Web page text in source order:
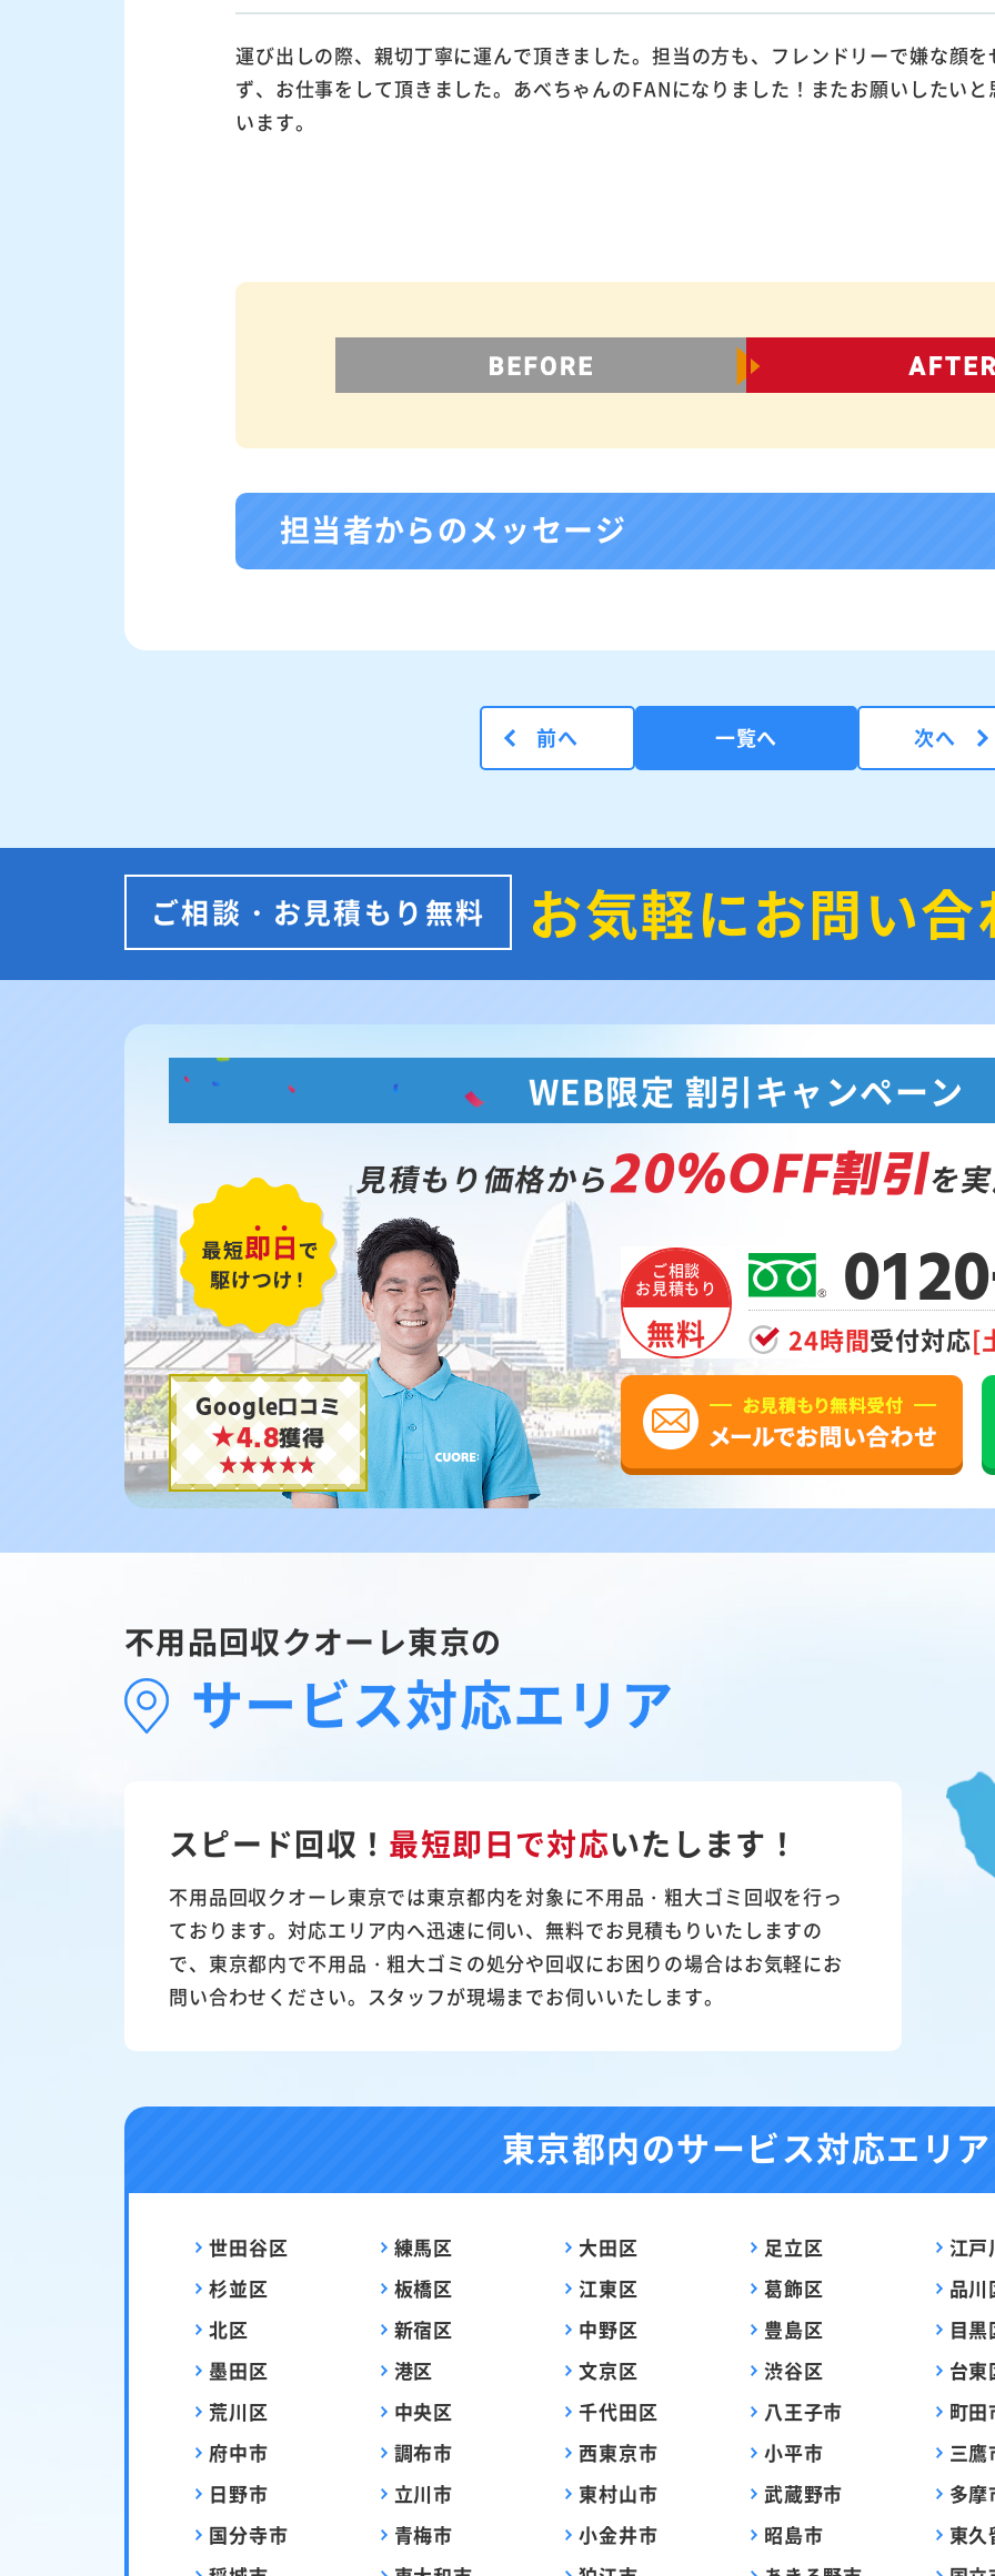
運び出しの際、親切丁寧に運んで頂きました。担当の方も、フレンドリーで嫌な顔を
ず、お仕事をして頂きました。あべちゃんのFANになりました！またお願いしたいと
います。
担当者からのメッセージ
前へ 一覧へ 次へ
ご相談・お見積もり無料 お気軽にお問い
Google口コミ
★4.8獲得
WEB限定 割引キャンペーン
見積もり価格から20%OFF割引を
ご相談
お見積もり
無料 24時間受付対応[
不用品回収クオーレ東京の
サービス対応エリア
スピード回収！ 最短即日で対応いたします！
不用品回収クオーレ東京では東京都内を対象に不用品・粗大ゴミ回収を行っ
ております。対応エリア内へ迅速に伺い、無料でお見積もりいたしますの
で、東京都内で不用品・粗大ゴミの処分や回収にお困りの場合はお気軽にお
問い合わせください。スタッフが現場までお伺いいたします。
東京都内のサービス対応エリア
世田谷区 練馬区 大田区 足立区
江戸
杉並区
板橋区 江東区 葛飾区
品川
北区
新宿区 中野区 豊島区
目黒
墨田区
港区 文京区 渋谷区
台東
荒川区
中央区 千代田区 八王子市
町田
府中市
調布市 西東京市 小平市
三鷹
日野市
立川市 東村山市 武蔵野市
多摩
国分寺市
青梅市 小金井市 昭島市
東